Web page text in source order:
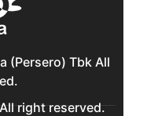
(Persero) Tbk All
right reserved.